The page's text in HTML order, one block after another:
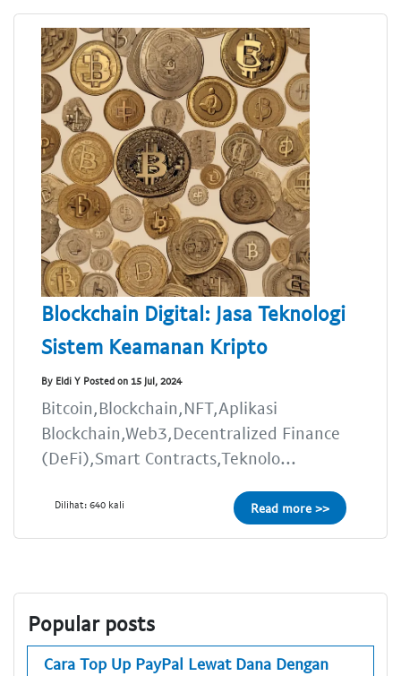
Blockchain Digital: Jasa Teknologi
Sistem Keamanan Kripto
By Eldi Y Posted on 15 Jul, 2024
Bitcoin,Blockchain,NFT,Aplikasi
Blockchain,Web3,Decentralized Finance
(DeFi),Smart Contracts,Teknolo...
Dilihat: 640 kali Read more >>
Popular posts
Cara Top Up PayPal Lewat Dana Dengan